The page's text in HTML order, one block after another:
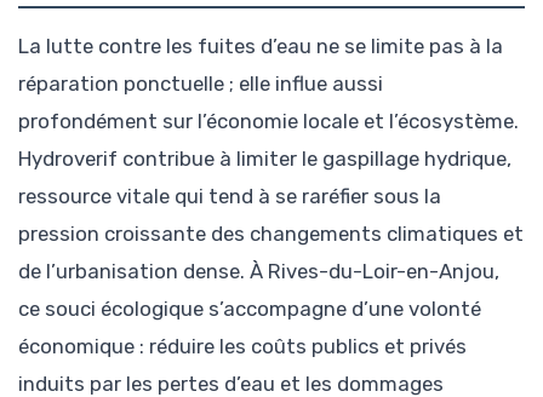
La lutte contre les fuites d’eau ne se limite pas à la
réparation ponctuelle ; elle influe aussi
profondément sur l’économie locale et l’écosystème.
Hydroverif contribue à limiter le gaspillage hydrique,
ressource vitale qui tend à se raréfier sous la
pression croissante des changements climatiques et
de l’urbanisation dense. À Rives-du-Loir-en-Anjou,
ce souci écologique s’accompagne d’une volonté
économique : réduire les coûts publics et privés
induits par les pertes d’eau et les dommages